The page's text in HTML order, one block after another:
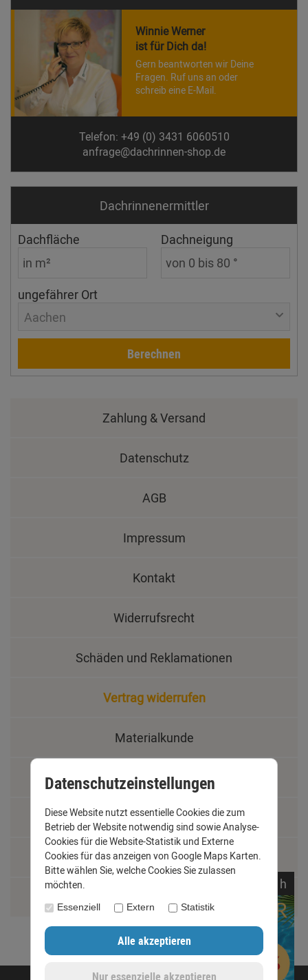
Winnie Werner
ist für Dich da!
Gern beantworten wir Deine
Fragen. Ruf uns an oder
schreib eine E-Mail.
Telefon: +49 (0) 3431 6060510
anfrage@dachrinnen-shop.de
Dachrinnen­ermittler
Dachfläche Dachneigung
ungefährer Ort
Aachen
Berechnen
Zahlung & Versand
Datenschutz
AGB
Impressum
Kontakt
Widerrufsrecht
Schäden und Reklamationen
Vertrag widerrufen
Materialkunde
Fachbegriffe
Jobs
Montage und Installationshilfen
h
Datenschutzeinstellungen
Diese Website nutzt essentielle Cookies die zum
Betrieb der Website notwendig sind sowie Analyse-
Cookies für die Website-Statistik und Externe
Cookies für das anzeigen von Google Maps Karten.
Bitte wählen Sie, welche Cookies Sie zulassen
möchten.
Essenziell Extern Statistik